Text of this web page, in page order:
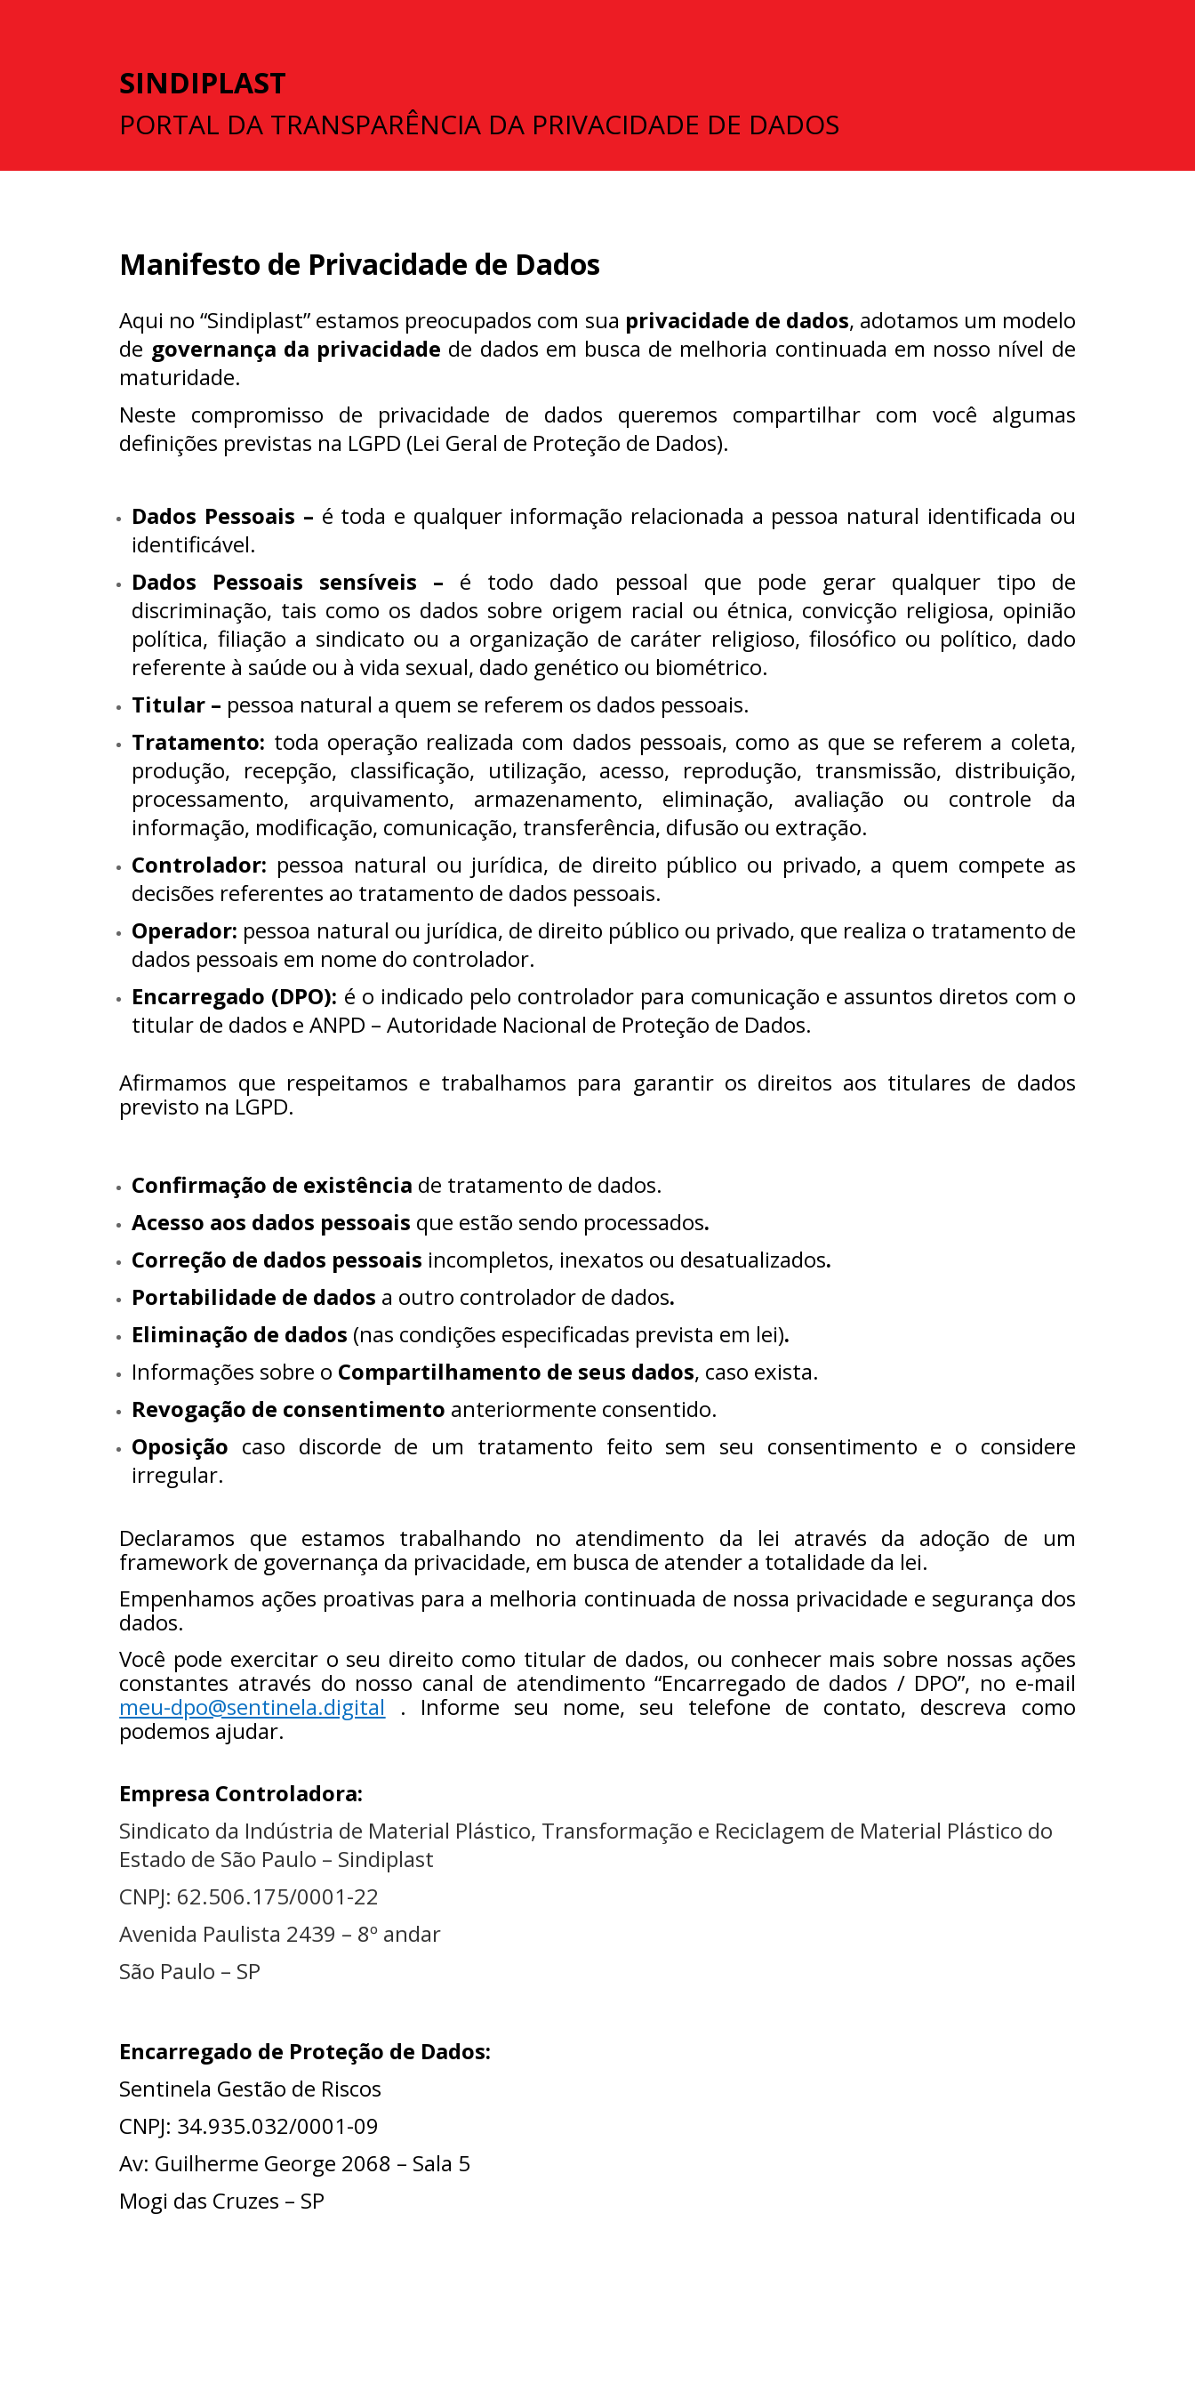
SINDIPLAST
PORTAL DA TRANSPARÊNCIA DA PRIVACIDADE DE DADOS
Manifesto de Privacidade de Dados
Aqui no “Sindiplast” estamos preocupados com sua privacidade de dados, adotamos um modelo
de governança da privacidade de dados em busca de melhoria continuada em nosso nível de
maturidade.
Neste compromisso de privacidade de dados queremos compartilhar com você algumas
definições previstas na LGPD (Lei Geral de Proteção de Dados).
Dados Pessoais – é toda e qualquer informação relacionada a pessoa natural identificada ou
identificável.
Dados Pessoais sensíveis – é todo dado pessoal que pode gerar qualquer tipo de
discriminação, tais como os dados sobre origem racial ou étnica, convicção religiosa, opinião
política, filiação a sindicato ou a organização de caráter religioso, filosófico ou político, dado
referente à saúde ou à vida sexual, dado genético ou biométrico.
Titular – pessoa natural a quem se referem os dados pessoais.
Tratamento: toda operação realizada com dados pessoais, como as que se referem a coleta,
produção, recepção, classificação, utilização, acesso, reprodução, transmissão, distribuição,
processamento, arquivamento, armazenamento, eliminação, avaliação ou controle da
informação, modificação, comunicação, transferência, difusão ou extração.
Controlador: pessoa natural ou jurídica, de direito público ou privado, a quem compete as
decisões referentes ao tratamento de dados pessoais.
Operador: pessoa natural ou jurídica, de direito público ou privado, que realiza o tratamento de
dados pessoais em nome do controlador.
Encarregado (DPO): é o indicado pelo controlador para comunicação e assuntos diretos com o
titular de dados e ANPD – Autoridade Nacional de Proteção de Dados.
Afirmamos que respeitamos e trabalhamos para garantir os direitos aos titulares de dados
previsto na LGPD.
Confirmação de existência de tratamento de dados.
Acesso aos dados pessoais que estão sendo processados.
Correção de dados pessoais incompletos, inexatos ou desatualizados.
Portabilidade de dados a outro controlador de dados.
Eliminação de dados (nas condições especificadas prevista em lei).
Informações sobre o Compartilhamento de seus dados, caso exista.
Revogação de consentimento anteriormente consentido.
Oposição caso discorde de um tratamento feito sem seu consentimento e o considere
irregular.
Declaramos que estamos trabalhando no atendimento da lei através da adoção de um
framework de governança da privacidade, em busca de atender a totalidade da lei.
Empenhamos ações proativas para a melhoria continuada de nossa privacidade e segurança dos
dados.
Você pode exercitar o seu direito como titular de dados, ou conhecer mais sobre nossas ações
constantes através do nosso canal de atendimento “Encarregado de dados / DPO”, no e-mail
meu-dpo@sentinela.digital . Informe seu nome, seu telefone de contato, descreva como
podemos ajudar.
Empresa Controladora:
Sindicato da Indústria de Material Plástico, Transformação e Reciclagem de Material Plástico do
Estado de São Paulo – Sindiplast
CNPJ: 62.506.175/0001-22
Avenida Paulista 2439 – 8º andar
São Paulo – SP
Encarregado de Proteção de Dados:
Sentinela Gestão de Riscos
CNPJ: 34.935.032/0001-09
Av: Guilherme George 2068 – Sala 5
Mogi das Cruzes – SP